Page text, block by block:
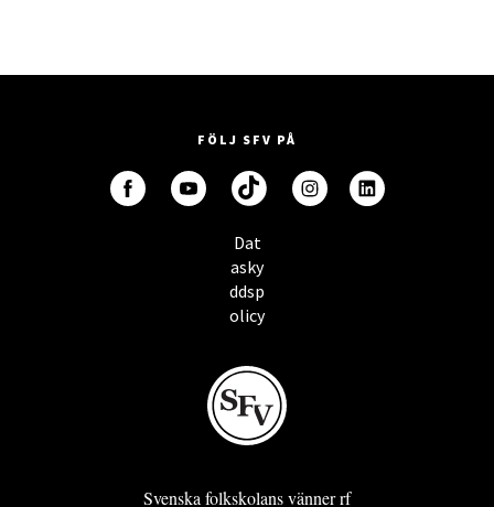
FÖLJ SFV PÅ
Dat
asky
ddsp
olicy
Svenska folkskolans vänner rf